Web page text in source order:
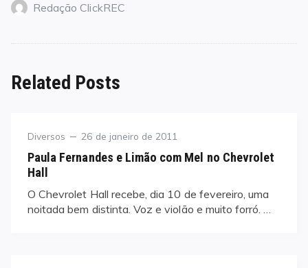
Redação ClickREC
Related Posts
Category
Diversos
Posted
26 de janeiro de 2011
Paula Fernandes e Limão com Mel no Chevrolet
Hall
O Chevrolet Hall recebe, dia 10 de fevereiro, uma
noitada bem distinta. Voz e violão e muito forró. …